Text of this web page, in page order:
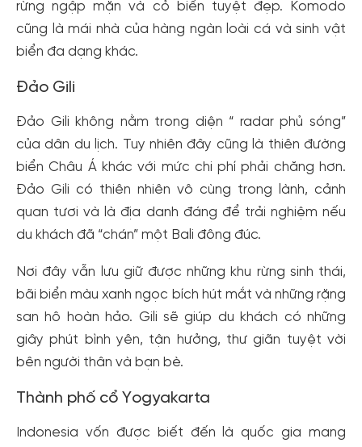
rừng ngập mặn và cỏ biển tuyệt đẹp. Komodo
cũng là mái nhà của hàng ngàn loài cá và sinh vật
biển đa dạng khác.
Đảo Gili
Đảo Gili không nằm trong diện “ radar phủ sóng”
của dân du lịch. Tuy nhiên đây cũng là thiên đường
biển Châu Á khác với mức chi phí phải chăng hơn.
Đảo Gili có thiên nhiên vô cùng trong lành, cảnh
quan tươi và là địa danh đáng để trải nghiệm nếu
du khách đã “chán” một Bali đông đúc.
Nơi đây vẫn lưu giữ được những khu rừng sinh thái,
bãi biển màu xanh ngọc bích hút mắt và những rặng
san hô hoàn hảo. Gili sẽ giúp du khách có những
giây phút bình yên, tận hưởng, thư giãn tuyệt vời
bên người thân và bạn bè.
Thành phố cổ Yogyakarta
Indonesia vốn được biết đến là quốc gia mang